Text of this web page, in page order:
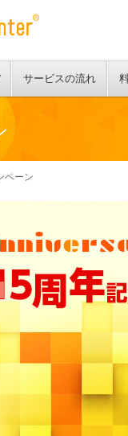
サービスの流れ
ペーン